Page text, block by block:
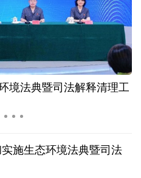
业增加值同比增长5.8%
代石油人这样传承铁人精
前7个月我国外贸成绩
题上玩火
境法典暨司法解释清理工
施生态环境法典暨司法